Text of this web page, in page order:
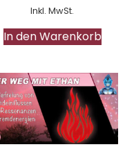
Inkl. MwSt.
In den Warenkorb